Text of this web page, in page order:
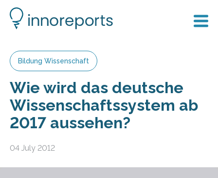
Bildung Wissenschaft
Wie wird das deutsche
Wissenschaftssystem ab
2017 aussehen?
04 July 2012